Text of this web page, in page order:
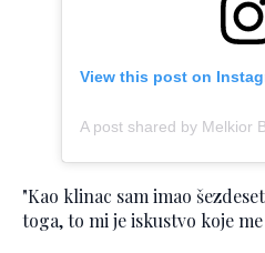
View this post on
A post shared by Melkior
"Kao klinac sam imao
toga, to mi je iskustvo koje